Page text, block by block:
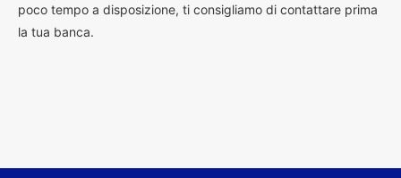
poco tempo a disposizione, ti consigliamo di contattare prima
la tua banca.